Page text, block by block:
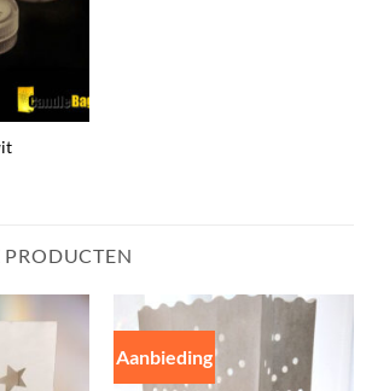
PRODUCTEN
Aanbieding